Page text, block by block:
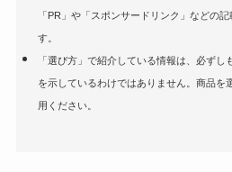
「PR」や「スポンサードリンク」などの
す。
「選び方」で紹介している情報は、必ず
を示しているわけではありません。商品を
用ください。